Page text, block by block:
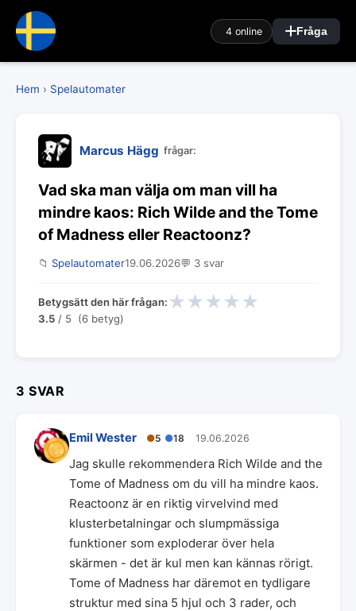
4 online Fråga
Hem › Spelautomater
Marcus Hägg frågar:
Vad ska man välja om man vill ha
mindre kaos: Rich Wilde and the Tome
of Madness eller Reactoonz?
📁 Spelautomater19.06.2026💬 3 svar
Betygsätt den här frågan: ★ ★ ★ ★ ★
3.5 / 5 (6 betyg)
3 SVAR
Emil Wester ●5 ●18 19.06.2026
Jag skulle rekommendera Rich Wilde and the
Tome of Madness om du vill ha mindre kaos.
Reactoonz är en riktig virvelvind med
klusterbetalningar och slumpmässiga
funktioner som exploderar över hela
skärmen - det är kul men kan kännas rörigt.
Tome of Madness har däremot en tydligare
struktur med sina 5 hjul och 3 rader, och